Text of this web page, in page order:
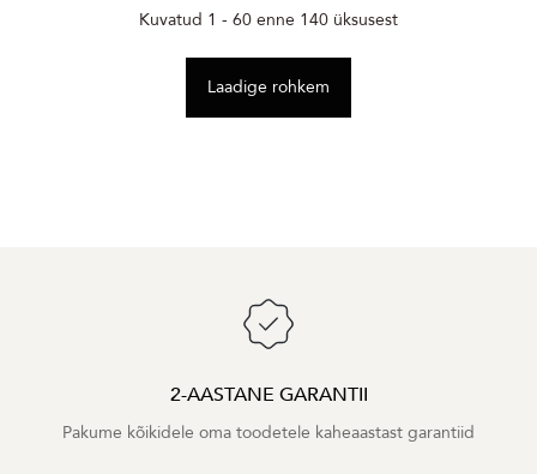
Kuvatud 1 - 60 enne 140 üksusest
Laadige rohkem
2-AASTANE GARANTII
Pakume kõikidele oma toodetele kaheaastast garantiid